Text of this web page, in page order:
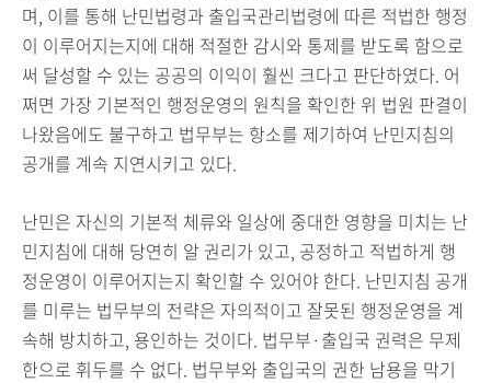
며, 이를 통해 난민법령과 출입국관리법령에 따른 적법한 행정
이 이루어지는지에 대해 적절한 감시와 통제를 받도록 함으로
써 달성할 수 있는 공공의 이익이 훨씬 크다고 판단하였다. 어
쩌면 가장 기본적인 행정운영의 원칙을 확인한 위 법원 판결이
나왔음에도 불구하고 법무부는 항소를 제기하여 난민지침의
공개를 계속 지연시키고 있다.
난민은 자신의 기본적 체류와 일상에 중대한 영향을 미치는 난
민지침에 대해 당연히 알 권리가 있고, 공정하고 적법하게 행
정운영이 이루어지는지 확인할 수 있어야 한다. 난민지침 공개
를 미루는 법무부의 전략은 자의적이고 잘못된 행정운영을 계
속해 방치하고, 용인하는 것이다. 법무부·출입국 권력은 무제
한으로 휘두를 수 없다. 법무부와 출입국의 권한 남용을 막기